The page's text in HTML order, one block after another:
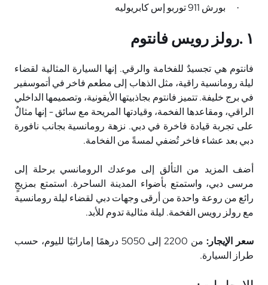
· بورش 911 توربو إس كابريوليه
١ .رولز رويس فانتوم
فانتوم هي تجسيدٌ للفخامة والرقي. إنها السيارة المثالية لقضاء
ليلة رومانسية راقية، مثل الذهاب إلى مطعم فاخر في أتموسفير
في برج خليفة. تتميز فانتوم بجاذبيتها الأيقونية، وتصميمها الداخلي
الراقي، ومقاعدها الفخمة، وقيادتها المريحة مع سائق - إنها مثالٌ
على تجربة قيادة فاخرة في دبي. نزهة رومانسية بجانب نافورة
دبي بعد عشاء فاخر تُضفي لمسةً من الفخامة.
أضف المزيد من التألق إلى موعدك الرومانسي برحلة إلى
مرسى دبي، واستمتع بأضواء المدينة الساحرة. استمتع بمزيجٍ
رائع من روعة واحدة من أرقى وجهات دبي لقضاء ليلة رومانسية
مع رولز رويس الفخمة. ليلة مثالية تدوم للأبد.
سعر الإيجار:
من 2200 إلى 5050 درهمًا إماراتيًا لليوم، حسب
طراز السيارة.